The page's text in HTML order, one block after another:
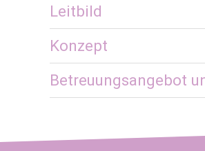
Leitbild
Konzept
Betreuungsangebot